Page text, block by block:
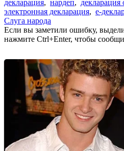
декларация, нардеп, декларация
электронная декларация, е-
Слуга народа
Если вы заметили ошибку,
нажмите Ctrl+Enter, чтобы